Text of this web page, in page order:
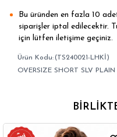
Bu üründen en fazla 10
siparişler iptal edilecektir.
için lütfen iletişime geçiniz.
(TS240021-LHKİ)
OVERSIZE SHORT SLV